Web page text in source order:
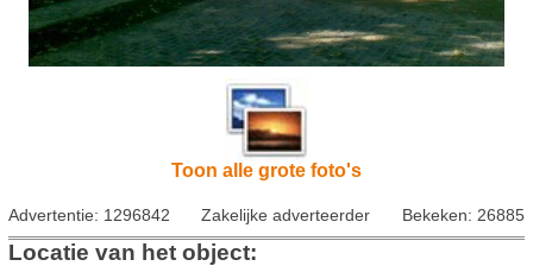
Toon alle grote foto's
Advertentie: 1296842 Zakelijke adverteerder Bekeken: 26885
Locatie van het object: